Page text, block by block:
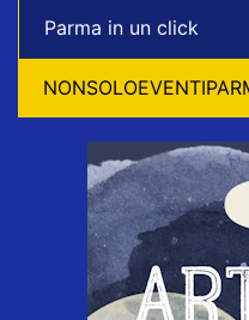
Parma in un click